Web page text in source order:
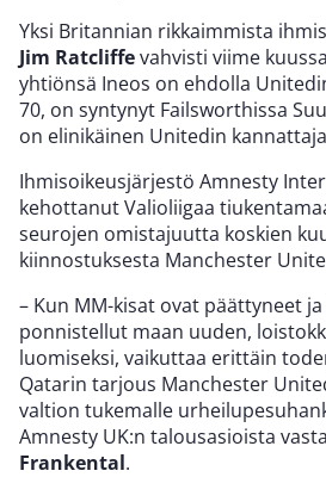
Yksi Britannian rikkaimmista
Jim Ratcliffevahvisti viime
yhtiönsä Ineos on ehdolla
70, on syntynyt Failsworthissa
on elinikäinen Unitedin
Ihmisoikeusjärjestö Amnesty
kehottanut Valioliigaa
seurojen omistajuutta koskien
kiinnostuksesta Manchester
– Kun MM-kisat ovat päättyneet
ponnistellut maan uuden,
luomiseksi, vaikuttaa erittäin
Qatarin tarjous Manchester
valtion tukemalle
Amnesty UK:n talousasioista
Frankental.